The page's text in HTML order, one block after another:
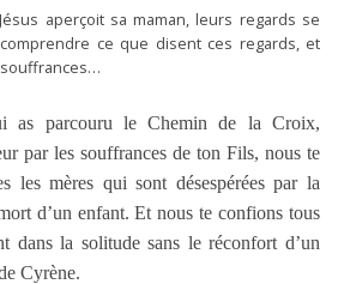
aperçoit sa maman, leurs regards se
ce que disent ces regards, et
as parcouru le Chemin de la Croix,
par les souffrances de ton Fils, nous te
les mères qui sont désespérées par la
d’un enfant. Et nous te confions tous
dans la solitude sans le réconfort d’un
Cyrène.